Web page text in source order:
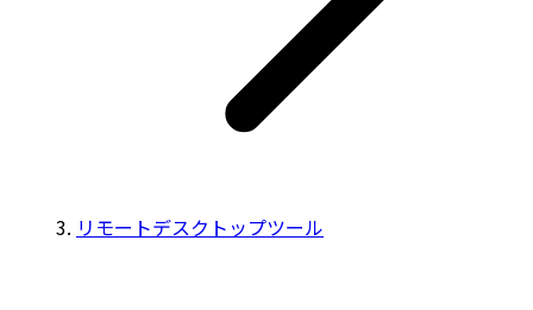
リモートデスクトップツール